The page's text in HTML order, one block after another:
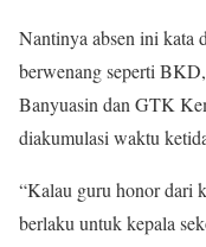
Nantinya absen ini kata
berwenang seperti
Banyuasin dan GTK
diakumulasi waktu
“Kalau guru honor dari
berlaku untuk kepala